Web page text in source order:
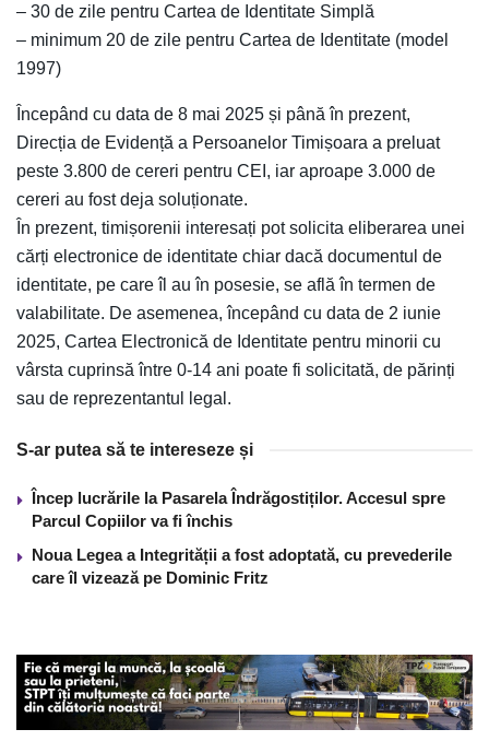
– 30 de zile pentru Cartea de Identitate Simplă
– minimum 20 de zile pentru Cartea de Identitate (model
1997)
Începând cu data de 8 mai 2025 și până în prezent,
Direcția de Evidență a Persoanelor Timișoara a preluat
peste 3.800 de cereri pentru CEI, iar aproape 3.000 de
cereri au fost deja soluționate.
În prezent, timișorenii interesați pot solicita eliberarea unei
cărți electronice de identitate chiar dacă documentul de
identitate, pe care îl au în posesie, se află în termen de
valabilitate. De asemenea, începând cu data de 2 iunie
2025, Cartea Electronică de Identitate pentru minorii cu
vârsta cuprinsă între 0-14 ani poate fi solicitată, de părinți
sau de reprezentantul legal.
S-ar putea să te intereseze și
Încep lucrările la Pasarela Îndrăgostiților. Accesul spre
Parcul Copiilor va fi închis
Noua Legea a Integrității a fost adoptată, cu prevederile
care îl vizează pe Dominic Fritz